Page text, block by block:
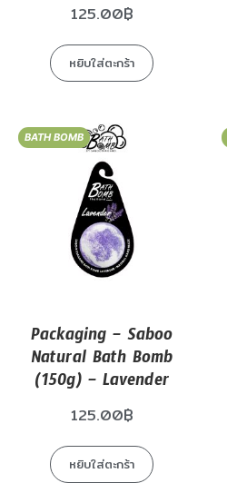
125.00฿
หยิบใส่ตะกร้า
BATH BOMB
Packaging – Saboo
Natural Bath Bomb
(150g) – Lavender
125.00฿
หยิบใส่ตะกร้า